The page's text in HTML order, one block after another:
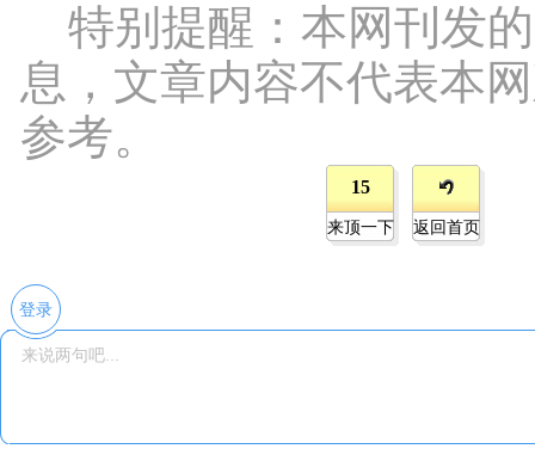
特别提醒：本网刊发
息，文章内容不代表本
参考。
15
来顶一下 返回首页
登录